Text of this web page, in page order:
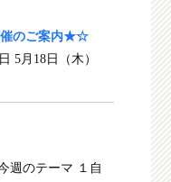
催のご案内★☆
5月18日（木）
週のテーマ １自